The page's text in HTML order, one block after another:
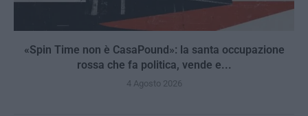
«Spin Time non è CasaPound»: la santa occupazione
rossa che fa politica, vende e...
4 Agosto 2026